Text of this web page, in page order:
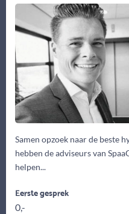
Samen opzoek naar de beste
hebben de adviseurs van
helpen...
Eerste gesprek
0,-